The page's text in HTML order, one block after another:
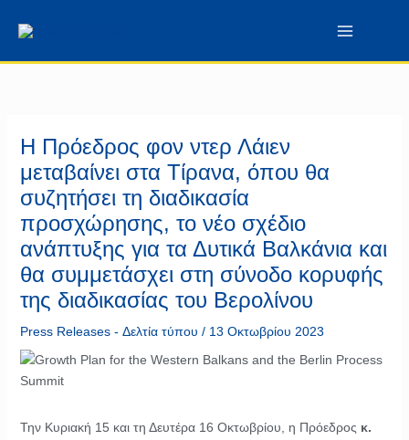
περιεχόμενο
στο
Η Πρόεδρος φον ντερ Λάιεν
μεταβαίνει στα Τίρανα, όπου θα
συζητήσει τη διαδικασία
προσχώρησης, το νέο σχέδιο
ανάπτυξης για τα Δυτικά Βαλκάνια και
θα συμμετάσχει στη σύνοδο κορυφής
της διαδικασίας του Βερολίνου
Press Releases - Δελτία τύπου / 13 Οκτωβρίου 2023
Την Κυριακή 15 και τη Δευτέρα 16 Οκτωβρίου, η Πρόεδρος κ.